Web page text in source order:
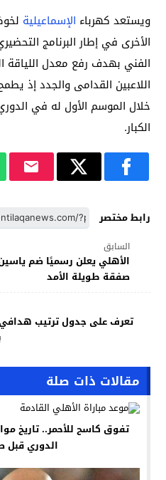
ويستعد كهرباء الإسماعيلية
الأخرى في إطار البرنامج
الفني بهدف رفع معدل اللياقة
اللاعبين القدامى والجدد إذ
خلال الموسم الأول له في
الكبار.
رابط مختصر
السابق
الأهلي يعلن رسميًا ضم
صفقة طويلة الأمد
مقالات ذات صلة
تفوق كاسح للأحمر.. تاريخ
الدوري قبل